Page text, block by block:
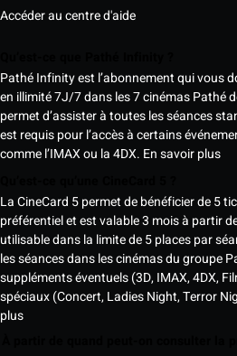
Accéder au centre d'aide
Pathé Infinity est l’abonnement qui vous
en illimité 7J/7 dans les 7 cinémas Pathé
permet d’assister à toutes les séances
est requis pour l’accès à certains
comme l’IMAX ou la 4DX. En savoir plus
La CineCard 5 permet de bénéficier de 5
préférentiel et est valable 3 mois à partir
utilisable dans la limite de 5 places par
les séances dans les cinémas du groupe
suppléments éventuels (3D, IMAX, 4DX,
spéciaux (Concert, Ladies Night, Terror
plus